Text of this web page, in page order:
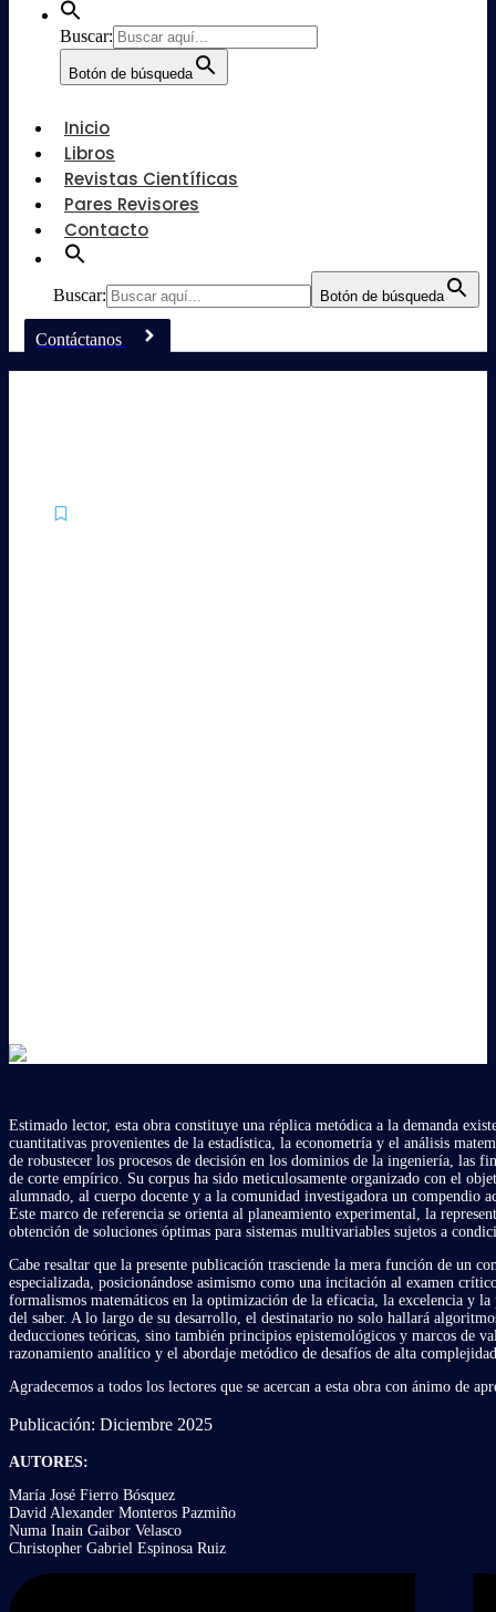
Buscar:
Botón de búsqueda
Inicio
Libros
Revistas Científicas
Pares Revisores
Contacto
Buscar: Botón de búsqueda
Contáctanos
Estimado lector, esta obra constituye una réplica metódica a la demanda
cuantitativas provenientes de la estadística, la econometría y el análisis
de robustecer los procesos de decisión en los dominios de la ingeniería, las
de corte empírico. Su corpus ha sido meticulosamente organizado con el
alumnado, al cuerpo docente y a la comunidad investigadora un compendio
Este marco de referencia se orienta al planeamiento experimental, la
obtención de soluciones óptimas para sistemas multivariables sujetos a
Cabe resaltar que la presente publicación trasciende la mera función de un
especializada, posicionándose asimismo como una incitación al examen
formalismos matemáticos en la optimización de la eficacia, la excelencia y la
del saber. A lo largo de su desarrollo, el destinatario no solo hallará
deducciones teóricas, sino también principios epistemológicos y marcos de
razonamiento analítico y el abordaje metódico de desafíos de alta
Agradecemos a todos los lectores que se acercan a esta obra con ánimo de
Publicación: Diciembre 2025
AUTORES:
María José Fierro Bósquez
David Alexander Monteros Pazmiño
Numa Inain Gaibor Velasco
Christopher Gabriel Espinosa Ruiz